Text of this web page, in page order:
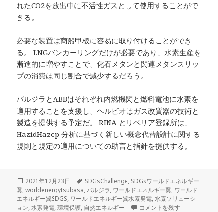
れたCO2を放出中に不活性ガスとして使用することがで
きる。
必要な装置は商船甲板に容易に取り付けることができ
る。 LNGバンカーリングだけが必要であり、水素生産を
漸進的に増やすことで、化石メタンと関連メタンスリッ
プの消費は同じ割合で減少するだろう。
バルジラとABBはそれぞれ内燃機関と燃料電池に水素を
適用することを支援し、ヘルビオはガス改質器の技術と
製造を提供する予定だ。 RINA とリベリア登録所は、
HazidHazop 分析に基づく新しい概念代替設計に関する
規則と規定の適用についての助言と指針を提供する。
投
稿
日:
2021年12月23日
タ
グ
SDGsChallenge, SDGsワールドエネルギー
翼,worldenergytsubasa,バルジラ, ワールドエネルギー翼, ワールド
エネルギー翼SDGS, ワールドエネルギー翼水素発電,水素ソリューシ
ョン,水素発電,環境保護, 自然エネルギー バルジラ、実行可能な水素ソ
コメントを残す